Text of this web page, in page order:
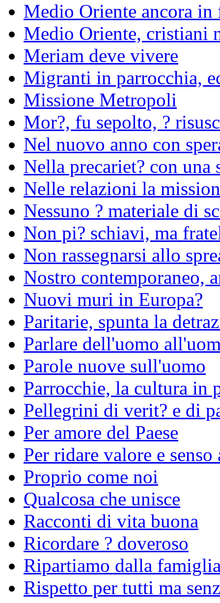
Medio Oriente ancora in
Medio Oriente, cristiani
Meriam deve vivere
Migranti in parrocchia,
Missione Metropoli
Mor?, fu sepolto, ?
Nel nuovo anno con
Nella precariet? con una
Nelle relazioni la
Nessuno ? materiale di
Non pi? schiavi, ma
Non rassegnarsi allo
Nostro contemporaneo,
Nuovi muri in Europa?
Paritarie, spunta la
Parlare dell'uomo
Parole nuove sull'uomo
Parrocchie, la cultura in
Pellegrini di verit? e di
Per amore del Paese
Per ridare valore e
Proprio come noi
Qualcosa che unisce
Racconti di vita buona
Ricordare ? doveroso
Ripartiamo dalla
Rispetto per tutti ma